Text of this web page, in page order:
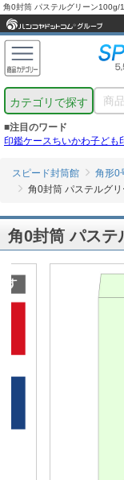
角0封筒 パステルグリーン100g/
カテゴリで探す
■注目のワード
印鑑ケースちいかわ子ども
スピード封筒館
角形0
角0封筒 パステルグ
角0封筒 パステ